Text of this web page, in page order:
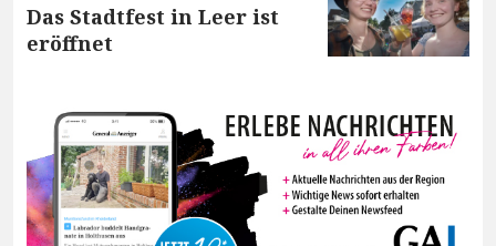
Das Stadtfest in Leer ist
eröffnet